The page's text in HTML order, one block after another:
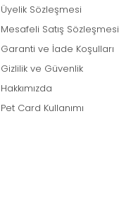
Üyelik Sözleşmesi
Mesafeli Satış Sözleşmesi
Garanti ve İade Koşulları
Gizlilik ve Güvenlik
Hakkımızda
Pet Card Kullanımı